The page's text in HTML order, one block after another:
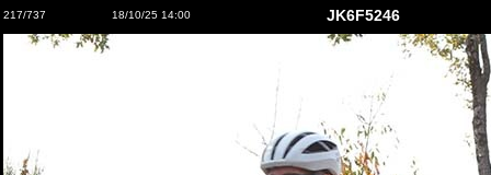
217/737 18/10/25 14:00 JK6F5246